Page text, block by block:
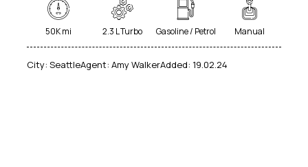
50K mi 2.3 L Turbo Gasoline / Petrol Manual
City: SeattleAgent: Amy WalkerAdded: 19.02.24